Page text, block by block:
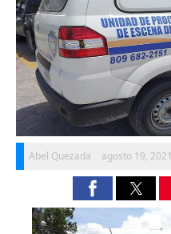
Abel Quezada agosto 19, 2021